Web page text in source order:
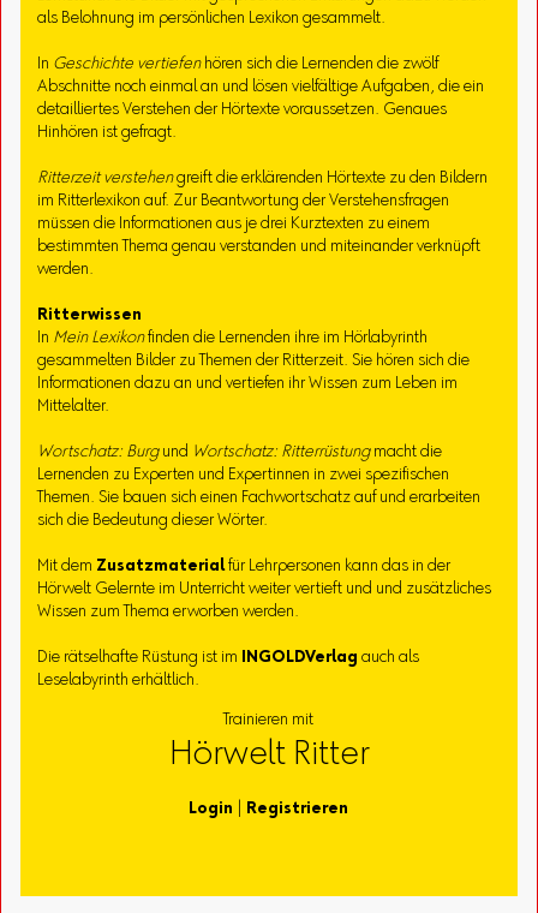
als Belohnung im persönlichen Lexikon gesammelt.
In Geschichte vertiefenhören sich die Lernenden die zwölf
Abschnitte noch einmal an und lösen vielfältige Aufgaben, die ein
detailliertes Verstehen der Hörtexte voraussetzen. Genaues
Hinhören ist gefragt.
Ritterzeit verstehengreift die erklärenden Hörtexte zu den Bildern
im Ritterlexikon auf. Zur Beantwortung der Verstehensfragen
müssen die Informationen aus je drei Kurztexten zu einem
bestimmten Thema genau verstanden und miteinander verknüpft
werden.
Ritterwissen
In Mein Lexikonfinden die Lernenden ihre im Hörlabyrinth
gesammelten Bilder zu Themen der Ritterzeit. Sie hören sich die
Informationen dazu an und vertiefen ihr Wissen zum Leben im
Mittelalter.
Wortschatz: Burgund Wortschatz: Ritterrüstungmacht die
Lernenden zu Experten und Expertinnen in zwei spezifischen
Themen. Sie bauen sich einen Fachwortschatz auf und erarbeiten
sich die Bedeutung dieser Wörter.
Mit dem Zusatzmaterialfür Lehrpersonen kann das in der
Hörwelt Gelernte im Unterricht weiter vertieft und und zusätzliches
Wissen zum Thema erworben werden.
Die rätselhafte Rüstung ist im INGOLDVerlag auch als
Leselabyrinth erhältlich.
Trainieren mit
Hörwelt Ritter
Login Registrieren